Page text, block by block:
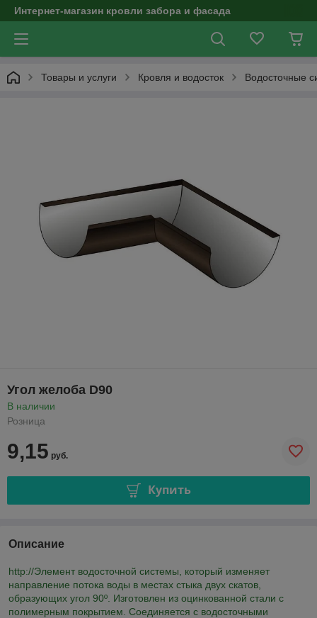
Интернет-магазин кровли забора и фасада
Товары и услуги Кровля и водосток Водосточные
Угол желоба D90
В наличии
Розница
9,15 руб.
Купить
Описание
http://Элемент водосточной системы, который изменяет
направление потока воды в местах стыка двух скатов,
образующих угол 90º. Изготовлен из оцинкованной стали с
полимерным покрытием. Соединяется с водосточными